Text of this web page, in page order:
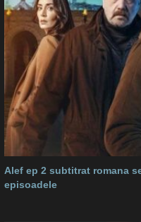
Alef ep 2 subtitrat romana
episoadele